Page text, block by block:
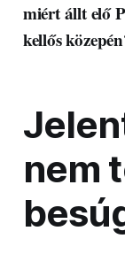
miért állt elő
kellős
nem